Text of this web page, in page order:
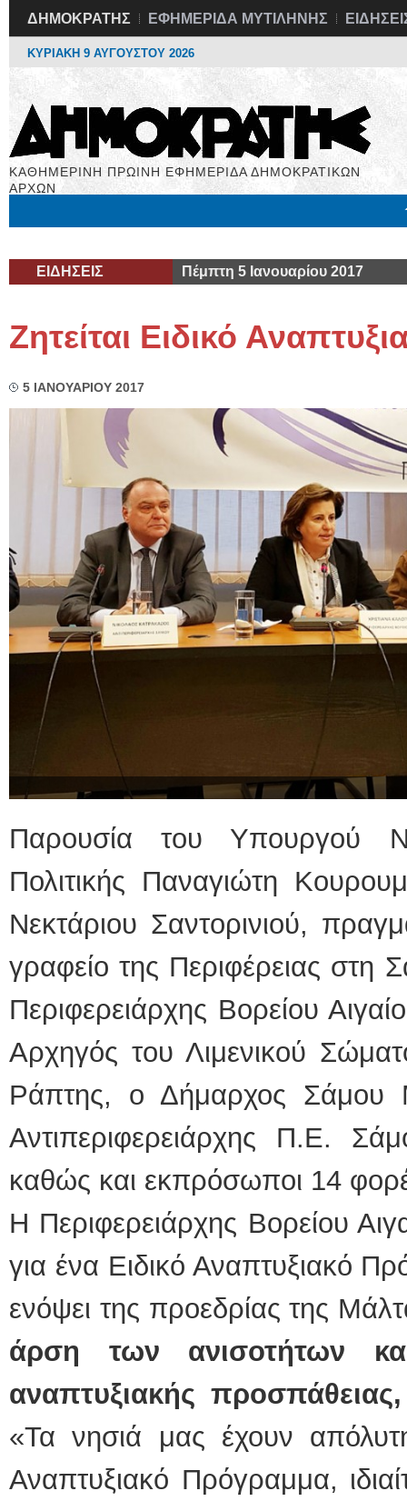
ΔΗΜΟΚΡΑΤΗΣ ΕΦΗΜΕΡΙΔΑ ΜΥΤΙΛΗΝΗΣ
ΚΥΡΙΑΚΗ 9 ΑΥΓΟΥΣΤΟΥ 2026
ΚΑΘΗΜΕΡΙΝΗ ΠΡΩΙΝΗ ΕΦΗΜΕΡΙΔΑ ΔΗΜΟΚΡΑΤΙΚΩΝ
ΑΡΧΩΝ
ΕΙΔΗΣΕΙΣ Πέμπτη 5 Ιανουαρίου 2017
Ζητείται Ειδικό
5 ΙΑΝΟΥΑΡΙΟΥ 2017
Παρουσία του Υπουργού
Πολιτικής Παναγιώτη
Νεκτάριου Σαντορινιού,
γραφείο της Περιφέρειας στη
Περιφερειάρχης Βορείου
Αρχηγός του Λιμενικού
Ράπτης, ο Δήμαρχος Σάμου
Αντιπεριφερειάρχης Π.Ε.
καθώς και εκπρόσωποι 14
Η Περιφερειάρχης Βορείου
για ένα Ειδικό Αναπτυξιακό
ενόψει της προεδρίας της
άρση των ανισοτήτων
αναπτυξιακής
«Τα νησιά μας έχουν
Αναπτυξιακό Πρόγραμμα,